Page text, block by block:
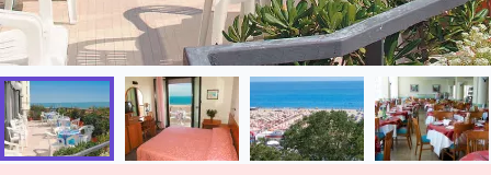
Ľutujeme, tento termín nie je k dispozícii alebo